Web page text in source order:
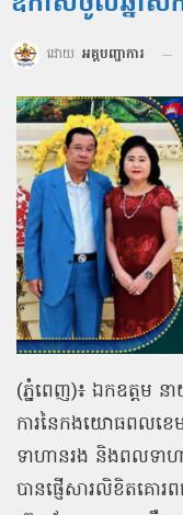
ដោយ អគ្គបញ្ជាការ
(ភ្នំពេញ)៖ ឯកឧត្ដម ន
ការនៃកងយោធពលខេ
ទាហានរង និងពលទា
បានផ្ញើសារលិខិតគោរ